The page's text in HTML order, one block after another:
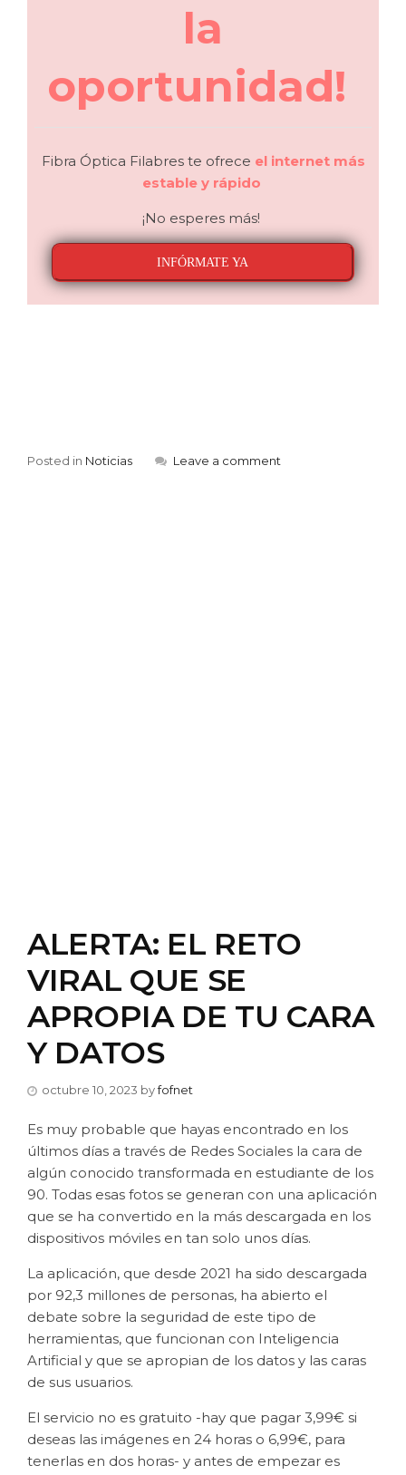
la
oportunidad!
Fibra Óptica Filabres te ofrece el internet más
estable y rápido
¡No esperes más!
INFÓRMATE YA
Posted in Noticias Leave a comment
ALERTA: EL RETO
VIRAL QUE SE
APROPIA DE TU CARA
Y DATOS
octubre 10, 2023 byfofnet
Es muy probable que hayas encontrado en los
últimos días a través de Redes Sociales la cara de
algún conocido transformada en estudiante de los
90. Todas esas fotos se generan con una aplicación
que se ha convertido en la más descargada en los
dispositivos móviles en tan solo unos días.
La aplicación, que desde 2021 ha sido descargada
por 92,3 millones de personas, ha abierto el
debate sobre la seguridad de este tipo de
herramientas, que funcionan con Inteligencia
Artificial y que se apropian de los datos y las caras
de sus usuarios.
El servicio no es gratuito -hay que pagar 3,99€ si
deseas las imágenes en 24 horas o 6,99€, para
tenerlas en dos horas- y antes de empezar es